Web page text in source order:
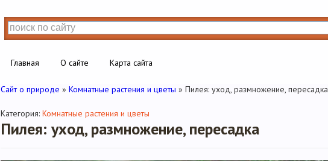
Главная О сайте Карта сайта
Сайт о природе » Комнатные растения и цветы » Пилея: уход, размножение, пересадка
Категория: Комнатные растения и цветы
Пилея: уход, размножение, пересадка